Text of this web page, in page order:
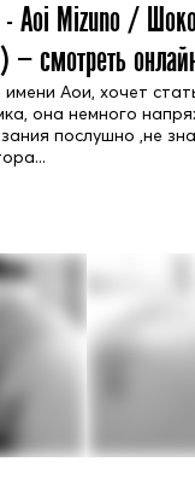
- Aoi Mizuno /
— смотреть
Аои, хочет
она немного
послушно ,не